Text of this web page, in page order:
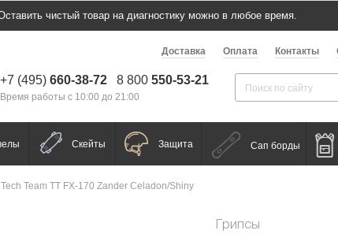
чистый товар на диагностику можно в любое время.
Доставка Оплата Контакты
+7 (495) 660-38-72 8 800 550-53-21
Время работы с 10:00 до 21:00
Скейты Защита Сап борды
Team TT FX-170 Zander Celadon/Shiny
Грипсы